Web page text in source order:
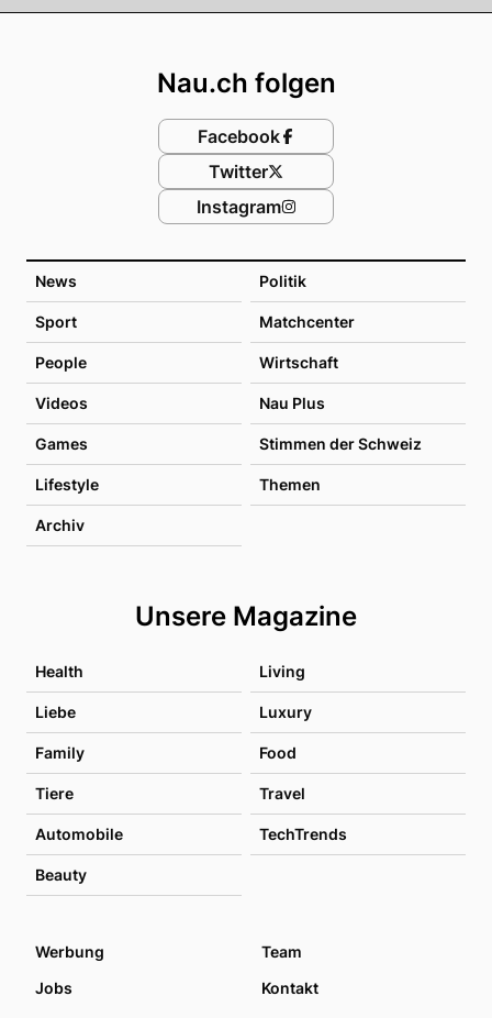
News Politik
Sport Matchcenter
People Wirtschaft
Videos Nau Plus
Games Stimmen der Schweiz
Lifestyle Themen
Archiv
Unsere Magazine
Health Living
Liebe Luxury
Family Food
Tiere Travel
Automobile TechTrends
Beauty
Nau.ch folgen
Facebook
Twitter
Instagram
Werbung
Team
Jobs
Kontakt